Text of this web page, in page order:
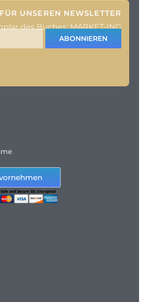
UNSEREN NEWSLETTER
des Buches: MARKET-ING
ABONNIEREN